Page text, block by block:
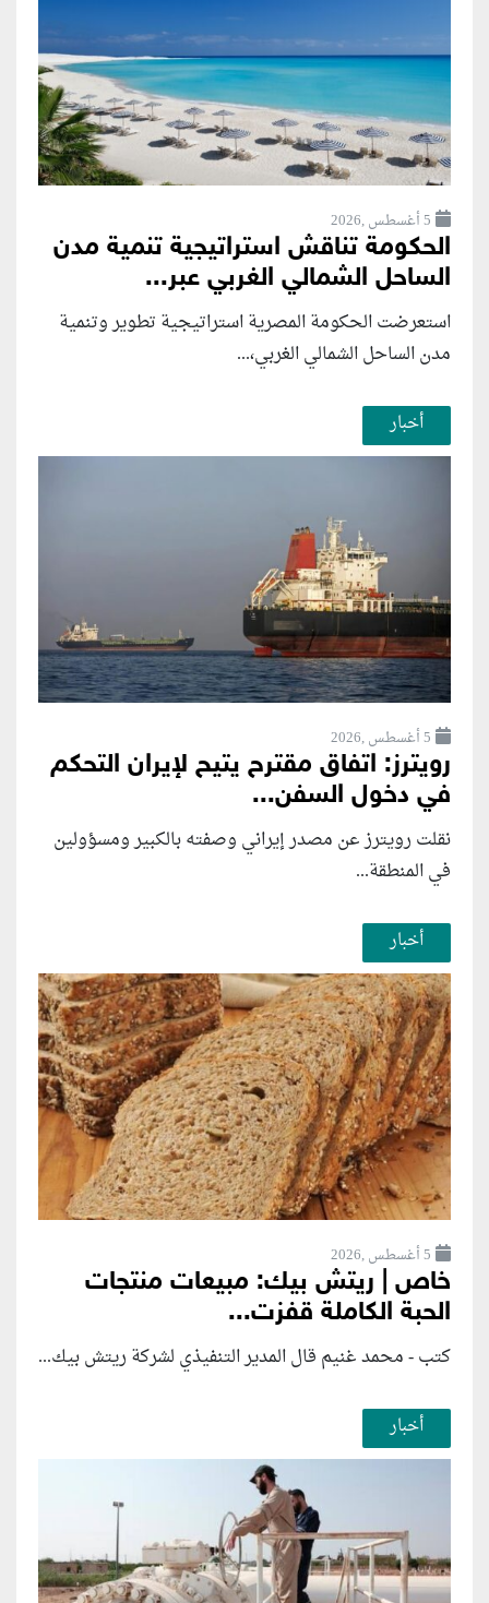
5 أغسطس ,2026
الحكومة تناقش استراتيجية تنمية مدن
الساحل الشمالي الغربي عبر...
استعرضت الحكومة المصرية استراتيجية تطوير وتنمية
مدن الساحل الشمالي الغربي،...
أخبار
5 أغسطس ,2026
رويترز: اتفاق مقترح يتيح لإيران التحكم
في دخول السفن...
نقلت رويترز عن مصدر إيراني وصفته بالكبير ومسؤولين
في المنطقة...
أخبار
5 أغسطس ,2026
خاص | ريتش بيك: مبيعات منتجات
الحبة الكاملة قفزت...
كتب - محمد غنيم قال المدير التنفيذي لشركة ريتش بيك...
أخبار